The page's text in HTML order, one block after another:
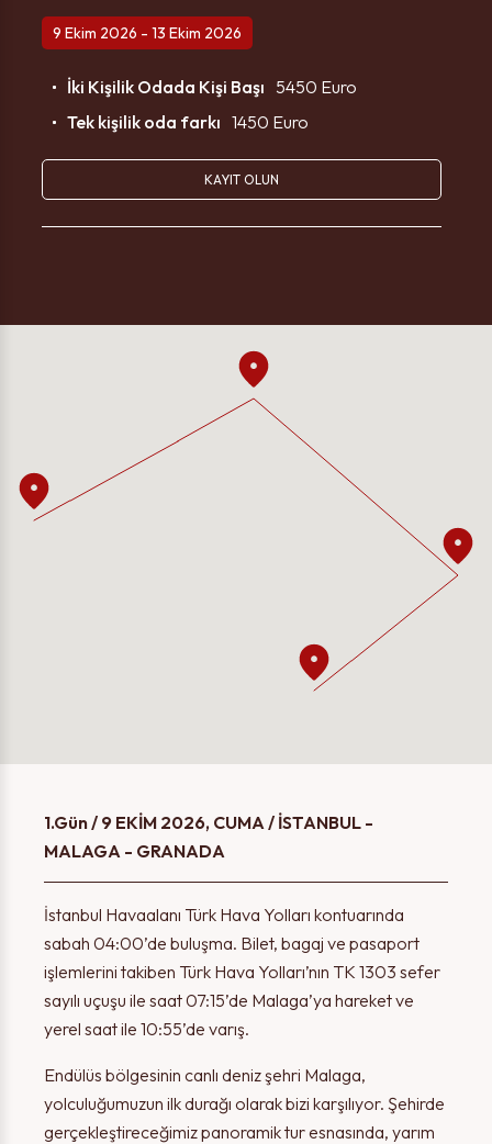
9 Ekim 2026 - 13 Ekim 2026
İki Kişilik Odada Kişi Başı 5450 Euro
Tek kişilik oda farkı 1450 Euro
KAYIT OLUN
1.Gün / 9 EKİM 2026, CUMA / İSTANBUL -
MALAGA - GRANADA
İstanbul Havaalanı Türk Hava Yolları kontuarında
sabah 04:00’de buluşma. Bilet, bagaj ve pasaport
işlemlerini takiben Türk Hava Yolları’nın TK 1303 sefer
sayılı uçuşu ile saat 07:15’de Malaga’ya hareket ve
yerel saat ile 10:55’de varış.
Endülüs bölgesinin canlı deniz şehri Malaga,
yolculuğumuzun ilk durağı olarak bizi karşılıyor. Şehirde
gerçekleştireceğimiz panoramik tur esnasında, yarım